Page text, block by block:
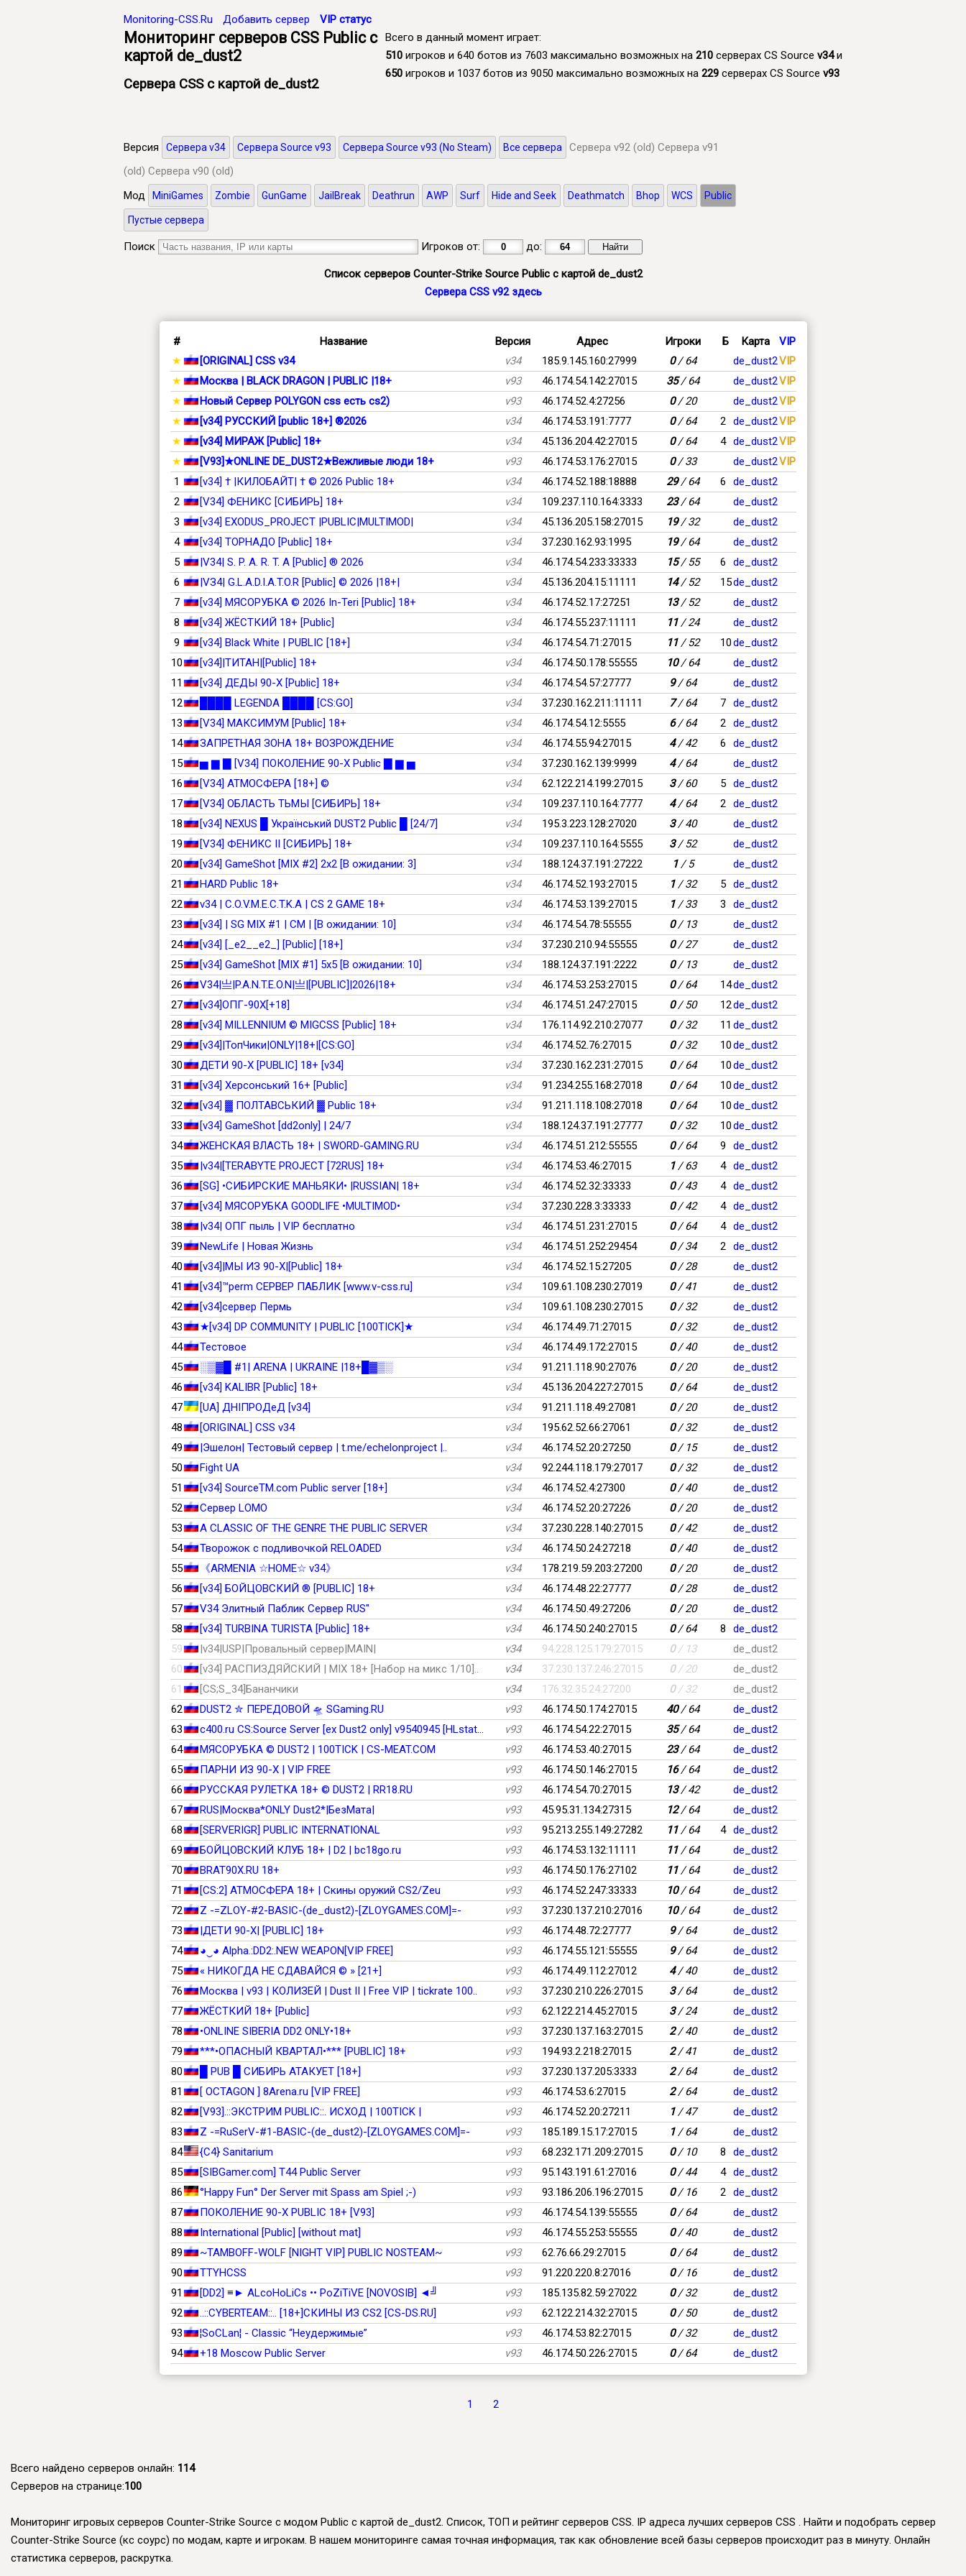
Monitoring-CSS.Ru Добавить сервер
VIP статус
Всего в данный момент играет:
510 игроков и 640 ботов из 7603 максимально возможных на 210 серверах CS Source v34и
650 игроков и 1037 ботов из 9050 максимально возможных на 229 серверах CS Source v93
Мониторинг серверов CSS Public с
картой de_dust2
Сервера CSS с картой de_dust2
Версия Сервера v34 Сервера Source v93 Сервера Source v93 (No Steam) Все сервера Сервера v92 (old) Сервера v91
(old) Сервера v90 (old)
Мод
MiniGames Zombie GunGame JailBreak Deathrun AWP Surf Hide and Seek Deathmatch Bhop WCS Public
Пустые сервера
Поиск Игроков от: до:
Список серверов Counter-Strike Source Public с картой de_dust2
Сервера CSS v92 здесь
# Название Версия Адрес Игроки Б Карта
VIP
★
[ORIGINAL] CSS v34 v34 185.9.145.160:27999 0/ 64 de_dust2VIP
★
Москва | BLACK DRAGON | PUBLIC |18+ v93 46.174.54.142:27015 35/ 64 de_dust2VIP
★
Новый Сервер POLYGON css есть cs2) v93 46.174.52.4:27256 0/ 20 de_dust2VIP
★
[v34] РУССКИЙ [public 18+] ®2026 v34 46.174.53.191:7777 0/ 64 2 de_dust2VIP
★
[v34] МИРАЖ [Public] 18+ v34 45.136.204.42:27015 0/ 64 4 de_dust2VIP
★
[V93]★ONLINE DE_DUST2★Вежливые люди 18+ v93 46.174.53.176:27015 0/ 33 de_dust2VIP
1
[v34] † |КИЛОБАЙТ| † © 2026 Public 18+ v34 46.174.52.188:18888 29/ 64 6
de_dust2
2
[V34] ФЕНИКС [СИБИРЬ] 18+ v34 109.237.110.164:3333 23/ 64
de_dust2
3
[v34] EXODUS_PROJECT |PUBLIC|MULTIMOD| v34 45.136.205.158:27015 19/ 32
de_dust2
4
[v34] ТОРНАДО [Public] 18+ v34 37.230.162.93:1995 19/ 64
de_dust2
5
|V34| S. P. A. R. T. A [Public] ® 2026 v34 46.174.54.233:33333 15/ 55 6
de_dust2
6
|VЗ4| G.L.A.D.I.A.T.O.R [Public] © 2026 |18+| v34 45.136.204.15:11111 14/ 52 15de_dust2
7
[v34] МЯСОРУБКА © 2026 In-Teri [Public] 18+ v34 46.174.52.17:27251 13/ 52
de_dust2
8
[v34] ЖЁСТКИЙ 18+ [Public] v34 46.174.55.237:11111 11/ 24
de_dust2
9
[v34] Black White | PUBLIC [18+] v34 46.174.54.71:27015 11/ 52 10de_dust2
10
[v34]|ТИТАН|[Public] 18+ v34 46.174.50.178:55555 10/ 64
de_dust2
11
[v34] ДЕДЫ 90-Х [Public] 18+ v34 46.174.54.57:27777 9/ 64
de_dust2
12
████ LEGENDA ████ [CS:GO] v34 37.230.162.211:11111 7/ 64 7 de_dust2
13
[V34] МАКСИМУМ [Public] 18+ v34 46.174.54.12:5555 6/ 64 2 de_dust2
14
ЗАПРЕТНАЯ ЗОНА 18+ ВОЗРОЖДЕНИЕ v34 46.174.55.94:27015 4/ 42 6
de_dust2
15
▅ ▆ ▇ [V34] ПОКОЛЕНИЕ 90-Х Public ▇ ▆ ▅ v34 37.230.162.139:9999 4/ 64
de_dust2
16
[V34] АТМОСФЕРА [18+] © v34 62.122.214.199:27015 3/ 60 5 de_dust2
17
[V34] ОБЛАСТЬ ТЬМЫ [СИБИРЬ] 18+ v34 109.237.110.164:7777 4/ 64 2 de_dust2
18
[v34] NEXUS █ Український DUST2 Public █ [24/7] v34 195.3.223.128:27020 3/ 40
de_dust2
19
[V34] ФЕНИКС II [СИБИРЬ] 18+ v34 109.237.110.164:5555 3/ 52
de_dust2
20
[v34] GameShot [MIX #2] 2x2 [В ожидании: 3] v34 188.124.37.191:27222 1/ 5
de_dust2
21
HARD Public 18+ v34 46.174.52.193:27015 1/ 32 5 de_dust2
22
v34 | C.O.V.M.E.C.T.K.A | CS 2 GAME 18+ v34 46.174.53.139:27015 1/ 33 3
de_dust2
23
[v34] | SG MIX #1 | CM | [В ожидании: 10] v34 46.174.54.78:55555 0/ 13
de_dust2
24
[v34] [_e2__e2_] [Public] [18+] v34 37.230.210.94:55555 0/ 27
de_dust2
25
[v34] GameShot [MIX #1] 5x5 [В ожидании: 10] v34 188.124.37.191:2222 0/ 13
de_dust2
26
V34|亗|P.A.N.T.E.O.N|亗|[PUBLIC]|2026|18+ v34 46.174.53.253:27015 0/ 64 14de_dust2
27
[v34]ОПГ-90Х[+18] v34 46.174.51.247:27015 0/ 50 12de_dust2
28
[v34] MILLENNIUM © MIGCSS [Public] 18+ v34 176.114.92.210:27077 0/ 32 11 de_dust2
29
[v34]|ТопЧики|ONLY|18+|[CS:GO] v34 46.174.52.76:27015 0/ 32 10de_dust2
30
ДЕТИ 90-X [PUBLIC] 18+ [v34] v34 37.230.162.231:27015 0/ 64 10de_dust2
31
[v34] Херсонський 16+ [Public] v34 91.234.255.168:27018 0/ 64 10de_dust2
32
[v34] ▓ ПОЛТАВСЬКИЙ ▓ Public 18+ v34 91.211.118.108:27018 0/ 64 10de_dust2
33
[v34] GameShot [dd2only] | 24/7 v34 188.124.37.191:27777 0/ 32 10de_dust2
34
ЖЕНСКАЯ ВЛАСТЬ 18+ | SWORD-GAMING.RU v34 46.174.51.212:55555 0/ 64 9
de_dust2
35
|v34|[TERABYTE PROJECT [72RUS] 18+ v34 46.174.53.46:27015 1/ 63 4 de_dust2
36
[SG] •СИБИРСКИЕ МАНЬЯКИ• |RUSSIAN| 18+ v34 46.174.52.32:33333 0/ 43 4 de_dust2
37
[v34] МЯСОРУБКА GOODLIFE •MULTIMOD• v34 37.230.228.3:33333 0/ 42 4 de_dust2
38
|v34| ОПГ пыль | VIP бесплатно v34 46.174.51.231:27015 0/ 64 4 de_dust2
39
NewLife | Новая Жизнь v34 46.174.51.252:29454 0/ 34 2 de_dust2
40
[v34]|МЫ ИЗ 90-Х|[Public] 18+ v34 46.174.52.15:27205 0/ 28
de_dust2
41
[v34]™perm СЕРВЕР ПАБЛИК [www.v-css.ru] v34 109.61.108.230:27019 0/ 41
de_dust2
42
[v34]сервер Пермь v34 109.61.108.230:27015 0/ 32
de_dust2
43
★[v34] DP COMMUNITY | PUBLIC [100TICK]★ v34 46.174.49.71:27015 0/ 32
de_dust2
44
Тестовое v34 46.174.49.172:27015 0/ 40
de_dust2
45
░▒▓█ #1| ARENA | UKRAINE |18+█▓▒░ v34 91.211.118.90:27076 0/ 20
de_dust2
46
[v34] KALIBR [Public] 18+ v34 45.136.204.227:27015 0/ 64
de_dust2
47
[UA] ДНIПРОДеД [v34] v34 91.211.118.49:27081 0/ 20
de_dust2
48
[ORIGINAL] CSS v34 v34 195.62.52.66:27061 0/ 32
de_dust2
49
|Эшелон| Тестовый сервер | t.me/echelonproject |.. v34 46.174.52.20:27250 0/ 15
de_dust2
50
Fight UA v34 92.244.118.179:27017 0/ 32
de_dust2
51
[v34] SourceTM.com Public server [18+] v34 46.174.52.4:27300 0/ 40
de_dust2
52
Сервер LOMO v34 46.174.52.20:27226 0/ 20
de_dust2
53
A CLASSIC OF THE GENRE THE PUBLIC SERVER v34 37.230.228.140:27015 0/ 42
de_dust2
54
Творожок с подливочкой RELOADED v34 46.174.50.24:27218 0/ 40
de_dust2
55
《ARMENIA ☆HOME☆ v34》 v34 178.219.59.203:27200 0/ 20
de_dust2
56
[v34] БОЙЦОВСКИЙ ® [PUBLIC] 18+ v34 46.174.48.22:27777 0/ 28
de_dust2
57
V34 Элитный Паблик Сервер RUS" v34 46.174.50.49:27206 0/ 20
de_dust2
58
[v34] TURBINA TURISTA [Public] 18+ v34 46.174.50.240:27015 0/ 64 8
de_dust2
59
|v34|USP|Провальный сервер|MAIN| v34 94.228.125.179:27015 0/ 13
de_dust2
60
[v34] РАСПИЗДЯЙСКИЙ | MIX 18+ [Набор на микс 1/10].. v34 37.230.137.246:27015 0/ 20
de_dust2
61
[CS;S_34]Бананчики v34 176.32.35.24:27200 0/ 32
de_dust2
62
DUST2 ✮ ПEPEДOBOЙ 🛸 SGaming.RU v93 46.174.50.174:27015 40/ 64
de_dust2
63
c400.ru CS:Source Server [ex Dust2 only] v9540945 [HLstatsX] v93 46.174.54.22:27015 35/ 64
de_dust2
64
МЯСОРУБКА © DUST2 | 100TICK | CS-MEAT.COM v93 46.174.53.40:27015 23/ 64
de_dust2
65
ПАРНИ ИЗ 90-Х | VIP FREE v93 46.174.50.146:27015 16/ 64
de_dust2
66
РУССКАЯ РУЛЕТКА 18+ © DUST2 | RR18.RU v93 46.174.54.70:27015 13/ 42
de_dust2
67
RUS|Москва*ONLY Dust2*|БезМата| v93 45.95.31.134:27315 12/ 64
de_dust2
68
[SERVERIGR] PUBLIC INTERNATIONAL v93 95.213.255.149:27282 11/ 64 4 de_dust2
69
БОЙЦОВСКИЙ КЛУБ 18+ | D2 | bc18go.ru v93 46.174.53.132:11111 11/ 64
de_dust2
70
BRAT90X.RU 18+ v93 46.174.50.176:27102 11/ 64
de_dust2
71
[CS:2] АТМОСФЕРА 18+ | Скины оружий CS2/Zeu v93 46.174.52.247:33333 10/ 64
de_dust2
72
Z -=ZLOY-#2-BASIC-(de_dust2)-[ZLOYGAMES.COM]=- v93 37.230.137.210:27016 10/ 64
de_dust2
73
|ДЕТИ 90-X| [PUBLIC] 18+ v93 46.174.48.72:27777 9/ 64
de_dust2
74
◕‿◕ Alpha.:DD2:.NEW WEAPON[VIP FREE] v93 46.174.55.121:55555 9/ 64
de_dust2
75
« НИКОГДА НЕ СДАВАЙСЯ © » [21+] v93 46.174.49.112:27012 4/ 40
de_dust2
76
Москва | v93 | КОЛИЗЕЙ | Dust II | Free VIP | tickrate 100.. v93 37.230.210.226:27015 3/ 64
de_dust2
77
ЖЁСТКИЙ 18+ [Public] v93 62.122.214.45:27015 3/ 24
de_dust2
78
•ONLINE SIBERIA DD2 ONLY•18+ v93 37.230.137.163:27015 2/ 40
de_dust2
79
***•ОПАСНЫЙ КВАРТАЛ•*** [PUBLIC] 18+ v93 194.93.2.218:27015 2/ 41
de_dust2
80
█ PUB █ СИБИРЬ АТАКУЕТ [18+] v93 37.230.137.205:3333 2/ 64
de_dust2
81
[ OCTAGON ] 8Arena.ru [VIP FREE] v93 46.174.53.6:27015 2/ 64
de_dust2
82
[V93].::ЭКСТРИМ PUBLIC::. ИСХОД | 100TICK | v93 46.174.52.20:27211 1/ 47
de_dust2
83
Z -=RuSerV-#1-BASIC-(de_dust2)-[ZLOYGAMES.COM]=- v93 185.189.15.17:27015 1/ 64
de_dust2
84
{C4} Sanitarium v93 68.232.171.209:27015 0/ 10 8
de_dust2
85
[SIBGamer.com] T44 Public Server v93 95.143.191.61:27016 0/ 44 4 de_dust2
86
°Happy Fun° Der Server mit Spass am Spiel ;-) v93 93.186.206.196:27015 0/ 16 2 de_dust2
87
ПОКОЛЕНИЕ 90-Х PUBLIC 18+ [V93] v93 46.174.54.139:55555 0/ 64
de_dust2
88
International [Public] [without mat] v93 46.174.55.253:55555 0/ 40
de_dust2
89
~TAMBOFF-WOLF [NIGHT VIP] PUBLIC NOSTEAM~ v93 62.76.66.29:27015 0/ 64
de_dust2
90
TTYHCSS v93 91.220.220.8:27016 0/ 16
de_dust2
91
[DD2] ≡► ALсoHoLiCs •• PoZiTiVE [NOVOSIB] ◄╝ v93 185.135.82.59:27022 0/ 32
de_dust2
92
..::CYBERTEAM::.. [18+]СКИНЫ ИЗ CS2 [CS-DS.RU] v93 62.122.214.32:27015 0/ 50
de_dust2
93
¦SoCLan¦ - Classic “Неудержимые” v93 46.174.53.82:27015 0/ 32
de_dust2
94
+18 Moscow Public Server v93 46.174.50.226:27015 0/ 64 de_dust2
1 2
Всего найдено серверов онлайн: 114
Серверов на странице:100
Мониторинг игровых серверов Counter-Strike Source с модом Public с картой de_dust2. Список, ТОП и рейтинг серверов CSS. IP адреса лучших серверов CSS . Найти и подобрать сервер
Counter-Strike Source (кс соурс) по модам, карте и игрокам. В нашем мониторинге самая точная информация, так как обновление всей базы серверов происходит раз в минуту. Онлайн
статистика серверов, раскрутка.